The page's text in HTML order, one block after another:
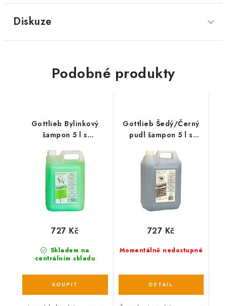
Diskuze
Podobné produkty
Gottlieb Bylinkový
šampon 5 l s
Skladem na
centrálním skladu
727 Kč
Gottlieb Šedý/Černý
pudl šampon 5 l s
Momentálně nedostupné
727 Kč